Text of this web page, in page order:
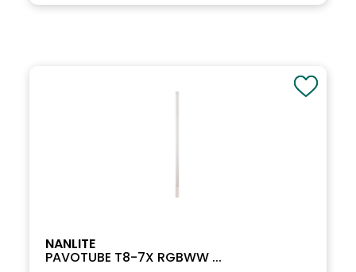
NANLITE
PAVOTUBE T8-7X RGBWW ...